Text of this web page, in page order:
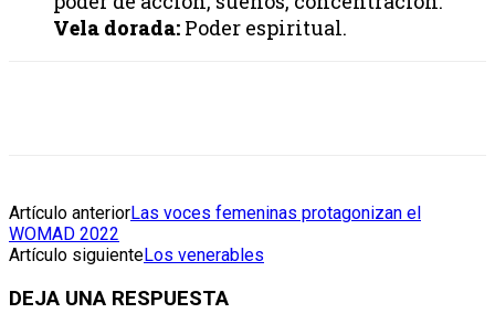
Vela dorada: Poder espiritual.
Artículo anteriorLas voces femeninas protagonizan el
WOMAD 2022
Artículo siguienteLos venerables
DEJA UNA RESPUESTA